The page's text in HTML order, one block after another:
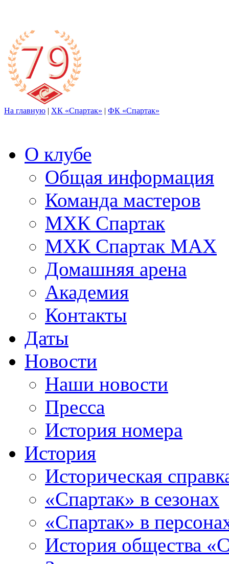
На главную | ХК «Спартак» | ФК «Спартак»
О клубе
Общая информация
Команда мастеров
МХК Спартак
МХК Спартак МАХ
Домашняя арена
Академия
Контакты
Даты
Новости
Наши новости
Пресса
История номера
История
Историческая
«Спартак» в сезонах
«Спартак» в
История общества